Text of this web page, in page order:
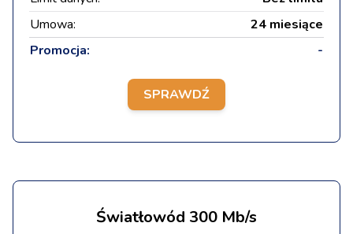
Umowa:
24 miesiące
Promocja:
-
SPRAWDŹ
Światłowód 300 Mb/s